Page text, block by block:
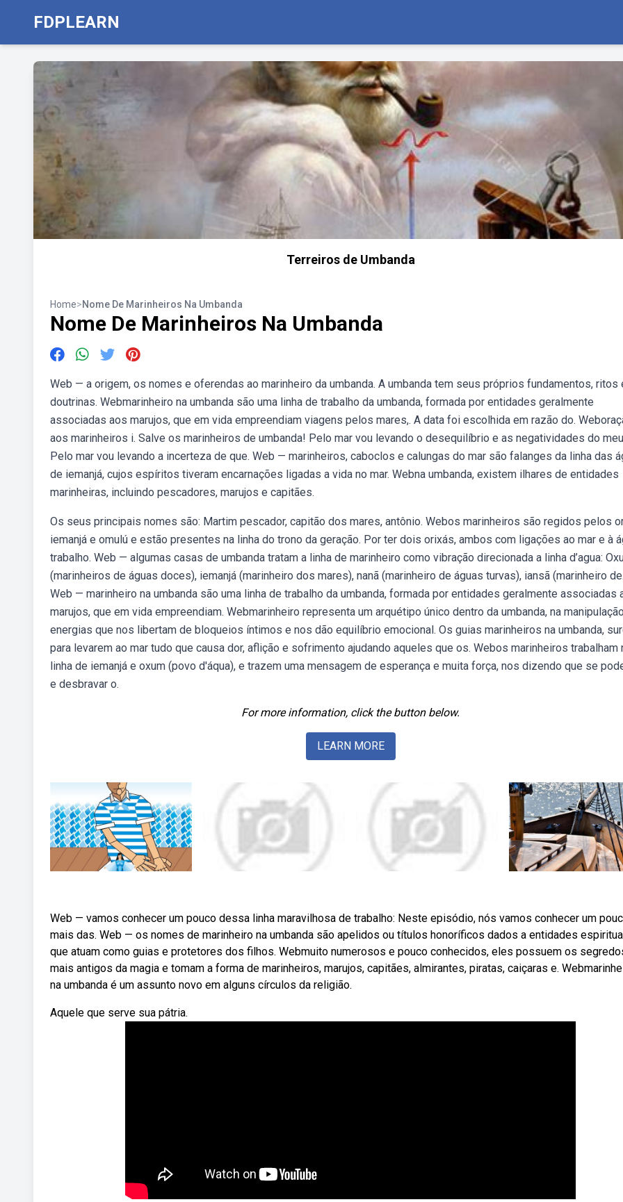
FDPLEARN
Terreiros de Umbanda
Home>Nome De Marinheiros Na Umbanda
Nome De Marinheiros Na Umbanda
Web — a origem, os nomes e oferendas ao marinheiro da umbanda. A umbanda tem seus próprios fundamentos, ritos
doutrinas. Webmarinheiro na umbanda são uma linha de trabalho da umbanda, formada por entidades geralmente
associadas aos marujos, que em vida empreendiam viagens pelos mares,. A data foi escolhida em razão do.
aos marinheiros i. Salve os marinheiros de umbanda! Pelo mar vou levando o desequilíbrio e as negatividades do
Pelo mar vou levando a incerteza de que. Web — marinheiros, caboclos e calungas do mar são falanges da linha das
de iemanjá, cujos espíritos tiveram encarnações ligadas a vida no mar. Webna umbanda, existem ilhares de entidades
marinheiras, incluindo pescadores, marujos e capitães.
Os seus principais nomes são: Martim pescador, capitão dos mares, antônio. Webos marinheiros são regidos pelos
iemanjá e omulú e estão presentes na linha do trono da geração. Por ter dois orixás, ambos com ligações ao mar e à
trabalho. Web — algumas casas de umbanda tratam a linha de marinheiro como vibração direcionada a linha d’agua:
(marinheiros de águas doces), iemanjá (marinheiro dos mares), nanã (marinheiro de águas turvas), iansã (marinheiro de.
Web — marinheiro na umbanda são uma linha de trabalho da umbanda, formada por entidades geralmente associadas
marujos, que em vida empreendiam. Webmarinheiro representa um arquétipo único dentro da umbanda, na
energias que nos libertam de bloqueios íntimos e nos dão equilíbrio emocional. Os guias marinheiros na umbanda,
para levarem ao mar tudo que causa dor, aflição e sofrimento ajudando aqueles que os. Webos marinheiros trabalham
linha de iemanjá e oxum (povo d'áqua), e trazem uma mensagem de esperança e muita força, nos dizendo que se
e desbravar o.
For more information, click the button below.
LEARN MORE
Web — vamos conhecer um pouco dessa linha maravilhosa de trabalho: Neste episódio, nós vamos conhecer um
mais das. Web — os nomes de marinheiro na umbanda são apelidos ou títulos honoríficos dados a entidades
que atuam como guias e protetores dos filhos. Webmuito numerosos e pouco conhecidos, eles possuem os
mais antigos da magia e tomam a forma de marinheiros, marujos, capitães, almirantes, piratas, caiçaras e.
na umbanda é um assunto novo em alguns círculos da religião.
Aquele que serve sua pátria.